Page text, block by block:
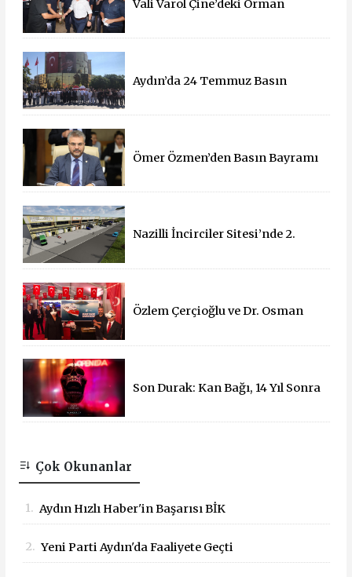
Vali Varol Çine’deki Orman
Aydın’da 24 Temmuz Basın
Ömer Özmen’den Basın Bayramı
Nazilli İncirciler Sitesi’nde 2.
Özlem Çerçioğlu ve Dr. Osman
Son Durak: Kan Bağı, 14 Yıl Sonra
Çok Okunanlar
1. Aydın Hızlı Haber'in Başarısı BİK
2. Yeni Parti Aydın'da Faaliyete Geçti